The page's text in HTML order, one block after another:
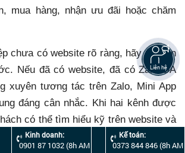
mua hàng, nhận ưu đãi hoặc chăm
chưa có website rõ ràng, hãy ưu tiên
Nếu đã có website, đã có Zalo OA
xuyên tương tác trên Zalo, Mini App
đáng cân nhắc. Khi hai kênh được
có thể tìm hiểu kỹ trên website và
Zalo.
Kinh doanh:
0901 87 1032 (8h AM
Kế toán:
0373 844 846 (8h AM
Liên hệ